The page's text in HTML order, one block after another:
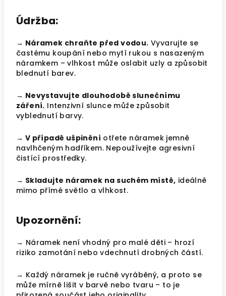
Údržba:
→ Náramek chraňte před vodou. Vyvarujte se
častému koupání nebo mytí rukou s nasazeným
náramkem – vlhkost může oslabit uzly a způsobit
blednutí barev.
→ Nevystavujte dlouhodobě slunečnímu
záření. Intenzivní slunce může způsobit
vyblednutí barvy.
→ V případě ušpinění otřete náramek jemně
navlhčeným hadříkem. Nepoužívejte agresivní
čistící prostředky.
→ Skladujte náramek na suchém místě, ideálně
mimo přímé světlo a vlhkost.
Upozornění:
→ Náramek není vhodný pro malé děti – hrozí
riziko zamotání nebo vdechnutí drobných částí.
→ Každý náramek je ručně vyráběný, a proto se
může mírně lišit v barvě nebo tvaru – to je